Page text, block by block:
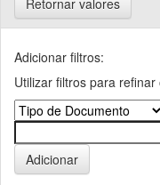
Adicionar filtros:
Utilizar filtros para